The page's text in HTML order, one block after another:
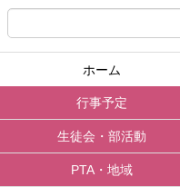
ホーム
行事予定
生徒会・部活動
PTA・地域